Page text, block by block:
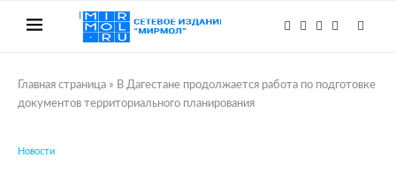
Главная страница » В Дагестане продолжается работа по подготовке
документов территориального планирования
Новости